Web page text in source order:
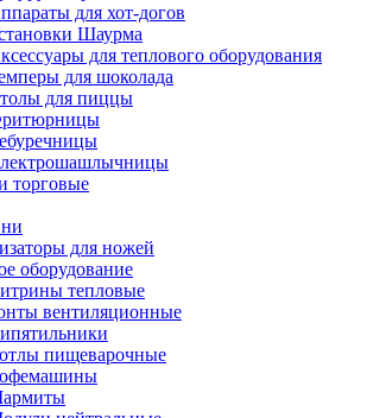
для хот-догов
Шаурма
для теплового оборудования
для шоколада
для пиццы
торговые
для ножей
оборудование
тепловые
вентиляционные
пищеварочные